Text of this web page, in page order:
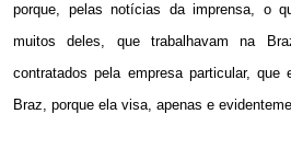
porque, pelas notícias da imprensa, o
muitos deles, que trabalhavam na
contratados pela empresa particular, que
Braz, porque ela visa, apenas e